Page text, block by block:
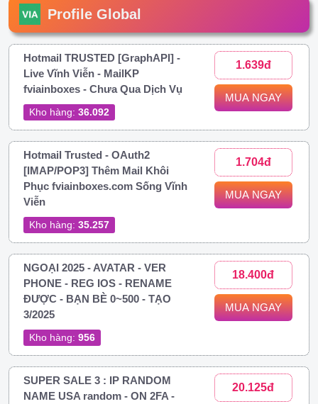
Profile Global
Hotmail TRUSTED [GraphAPI] -
Live Vĩnh Viễn - MailKP
fviainboxes - Chưa Qua Dịch Vụ
Kho hàng: 36.092
1.639đ
MUA NGAY
Hotmail Trusted - OAuth2
[IMAP/POP3] Thêm Mail Khôi
Phục fviainboxes.com Sống Vĩnh
Viễn
Kho hàng: 35.257
1.704đ
MUA NGAY
NGOẠI 2025 - AVATAR - VER
PHONE - REG IOS - RENAME
ĐƯỢC - BẠN BÈ 0~500 - TẠO
3/2025
Kho hàng: 956
18.400đ
MUA NGAY
SUPER SALE 3 : IP RANDOM
NAME USA random - ON 2FA -
20.125đ